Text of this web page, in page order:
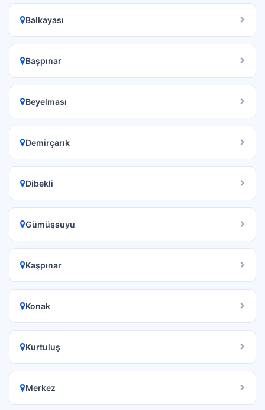
Balkayası
Başpınar
Beyelması
Demirçarık
Dibekli
Gümüşsuyu
Kaşpınar
Konak
Kurtuluş
Merkez